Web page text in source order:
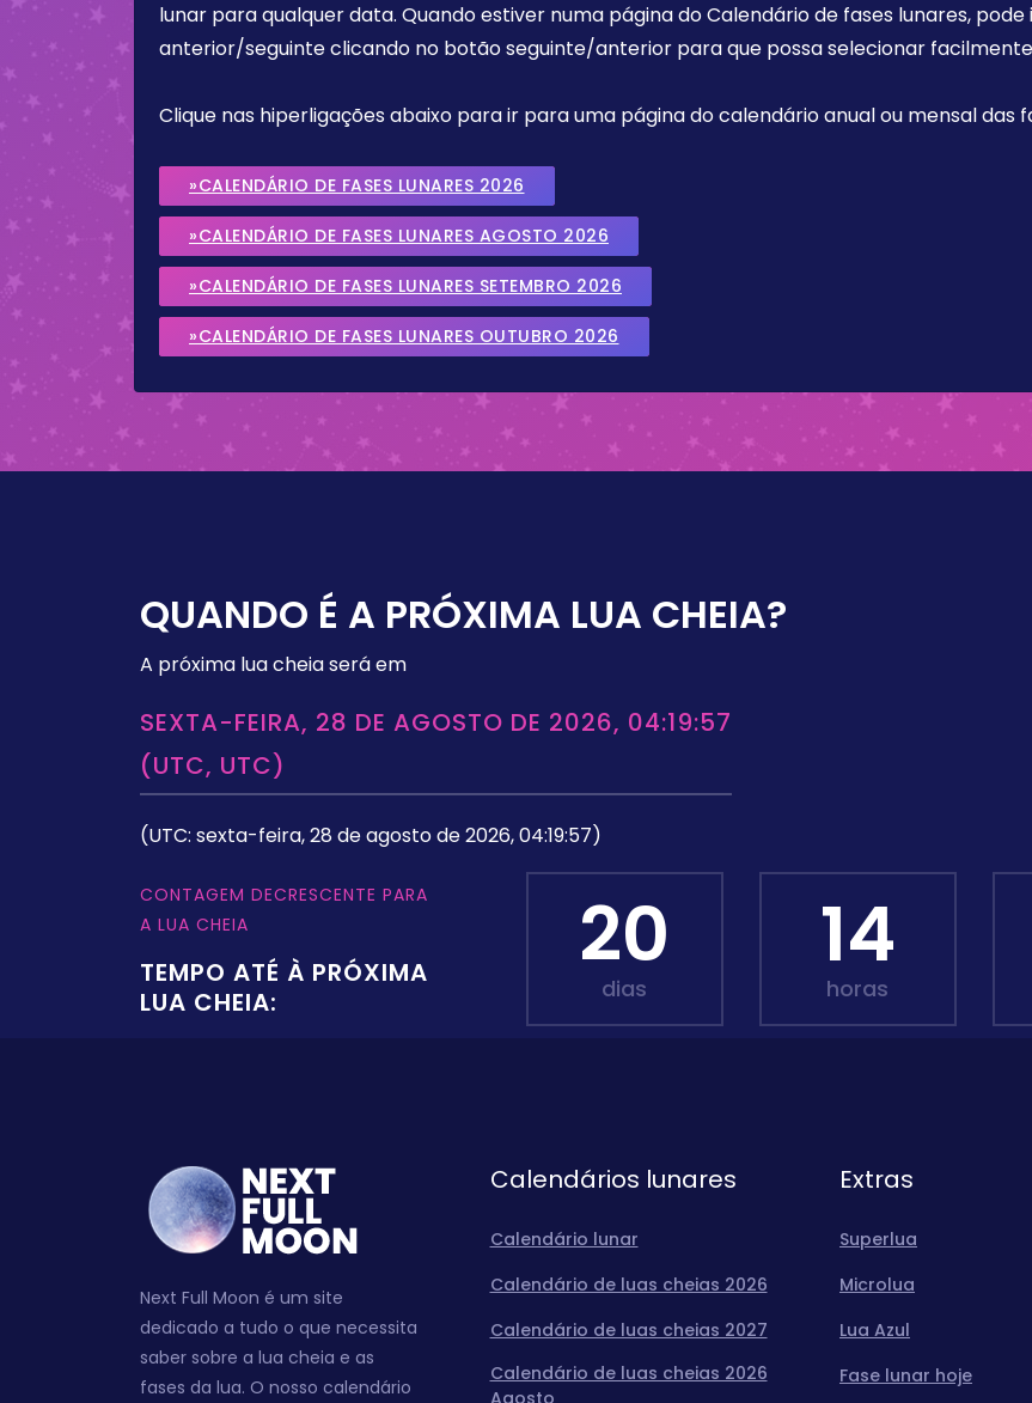
lunar para qualquer data. Quando estiver numa página do Calendário de fases lunares,
anterior/seguinte clicando no botão seguinte/anterior para que possa selecionar
Clique nas hiperligações abaixo para ir para uma página do calendário anual ou mensal das
»CALENDÁRIO DE FASES LUNARES 2026
»CALENDÁRIO DE FASES LUNARES AGOSTO 2026
»CALENDÁRIO DE FASES LUNARES SETEMBRO 2026
»CALENDÁRIO DE FASES LUNARES OUTUBRO 2026
QUANDO É A PRÓXIMA LUA CHEIA?
A próxima lua cheia será em
SEXTA-FEIRA, 28 DE AGOSTO DE 2026, 04:19:57
(UTC, UTC)
(UTC: sexta-feira, 28 de agosto de 2026, 04:19:57)
CONTAGEM DECRESCENTE PARA
A LUA CHEIA
TEMPO ATÉ À PRÓXIMA
LUA CHEIA:
20
dias
14
horas
Next Full Moon é um site
dedicado a tudo o que necessita
saber sobre a lua cheia e as
fases da lua. O nosso calendário
Calendários lunares
Calendário lunar
Calendário de luas cheias 2026
Calendário de luas cheias 2027
Calendário de luas cheias 2026
Agosto
Extras
Superlua
Microlua
Lua Azul
Fase lunar hoje